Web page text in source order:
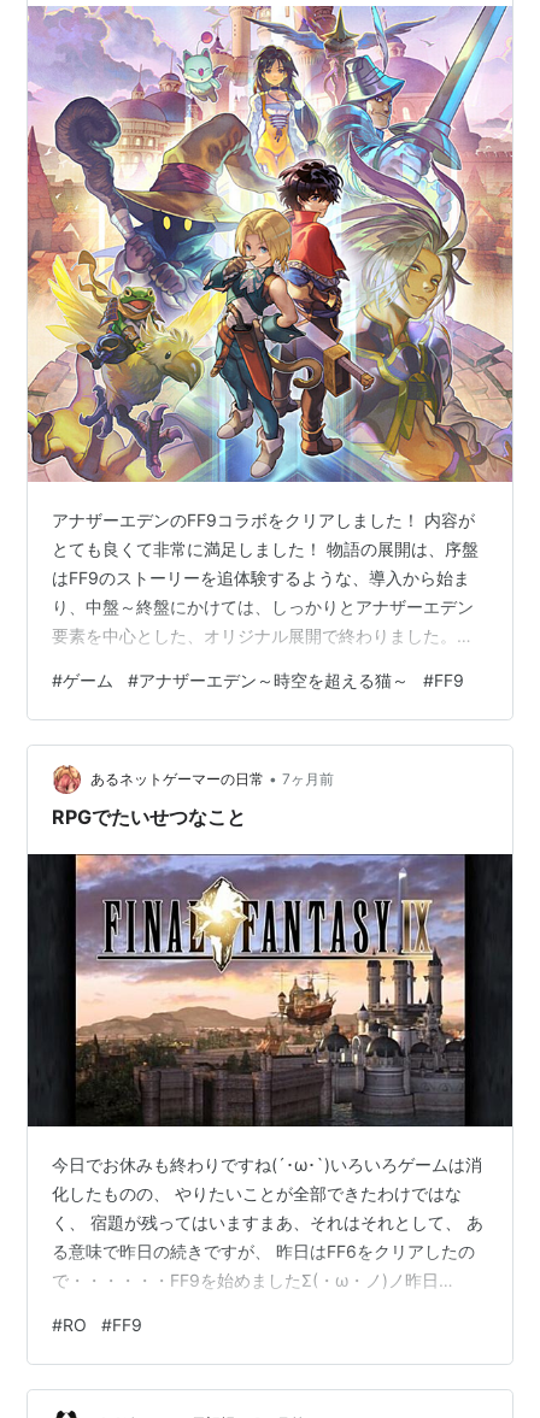
アナザーエデンのFF9コラボをクリアしました！ 内容が
とても良くて非常に満足しました！ 物語の展開は、序盤
はFF9のストーリーを追体験するような、導入から始ま
り、中盤～終盤にかけては、しっかりとアナザーエデン
要素を中心とした、オリジナル展開で終わりました。
かりと入っているので、満足感が高いコラボストーリー
でした。 アナザーエデンのコラボは、当たり外れがあ
り、別の世界観から入ってくるという事もあって、スト
ーリーが無理やり感を感じるものも少なくないのです
が、今回のコラボは、アナザーエデンの過去コラボの中
#ゲーム #アナザーエデン～時空を超える猫～ #FF9
あるネットゲーマーの日常 • 7ヶ月前
RPGでたいせつなこと
今日でお休みも終わりですね(´･ω･`)いろいろゲームは消
化したものの、 やりたいことが全部できたわけではな
く、 宿題が残ってはいますまあ、それはそれとして、 あ
る意味で昨日の続きですが、 昨日はFF6をクリアしたの
で・・・・・・FF9を始めましたΣ(・ω・ノ)ノ昨日
たところ、 FF9が1000円だったんですよstore-
jp.nintendo.comPS1の3作の中ではFF9が好きなので、
久々にプレイしてみることにFF9はFF6の延長ともいえる
#RO #FF9